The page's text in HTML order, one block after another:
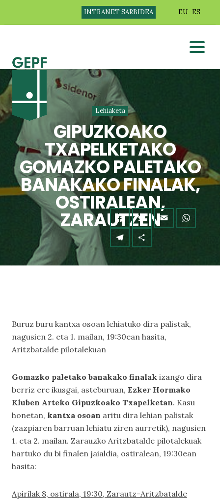
INTRANET SARBIDEA EU ES
Lehiaketa
GIPUZKOAKO
TXAPELKETAKO
GOMAZKO PALETAKO
BANAKAKO FINALAK,
OSTIRALEAN,
ZARAUTZEN
Buruz buru kantxa osoan lehiatuko dira palistak,
nagusien 2. eta 1. mailan, 19:30ean hasita,
Aritzbatalde pilotalekuan
Gomazko paletako banakako finalak izango dira
berriz ere ikusgai, asteburuan, Ezker Hormako
Kluben Arteko Gipuzkoako Txapelketan. Kasu
honetan, kantxa osoan aritu dira lehian palistak
(zazpiaren barruan lehiatu ziren aurretik), nagusien
1. eta 2. mailan. Zarauzko Aritzbatalde pilotalekuak
hartuko du bi finalen jaialdia, ostiralean, 19:30ean
hasita:
Apirilak 8, ostirala, 19:30, Zarautz-Aritzbatalde